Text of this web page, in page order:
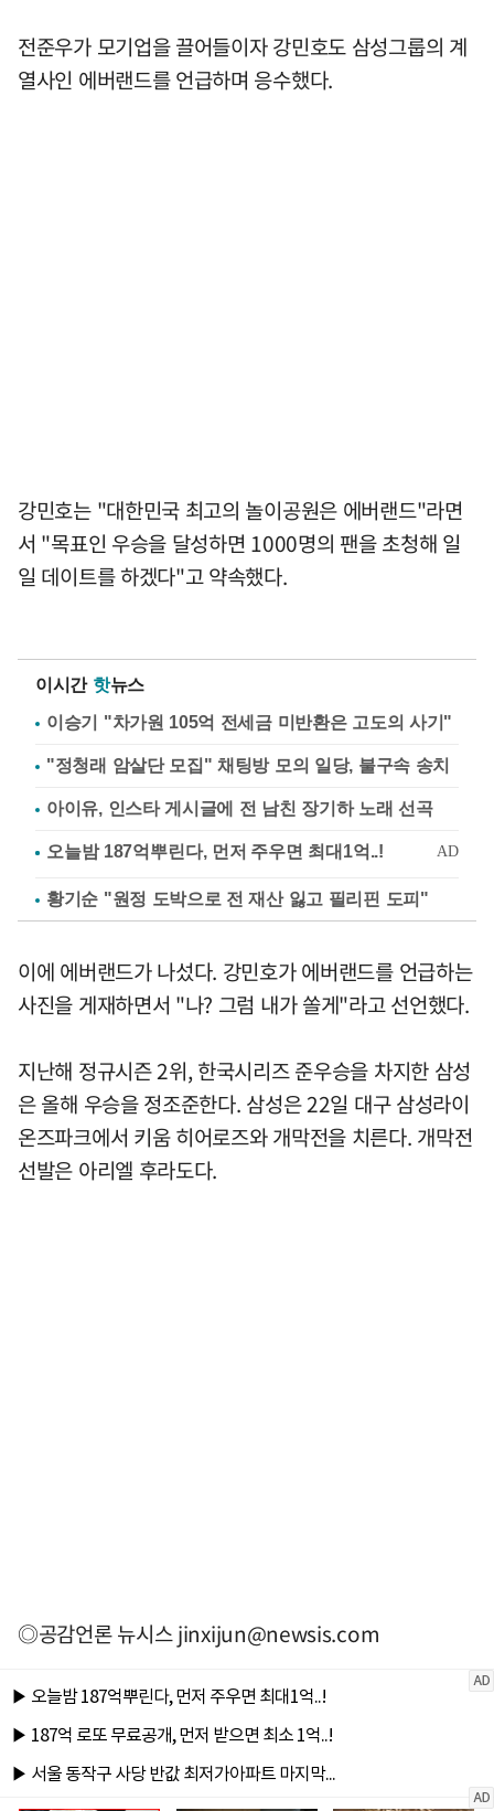
전준우가 모기업을 끌어들이자 강민호도 삼성그룹의 계
열사인 에버랜드를 언급하며 응수했다.
강민호는 "대한민국 최고의 놀이공원은 에버랜드"라면
서 "목표인 우승을 달성하면 1000명의 팬을 초청해 일
일 데이트를 하겠다"고 약속했다.
이시간 핫뉴스
이승기 "차가원 105억 전세금 미반환은 고도의 사기"
"정청래 암살단 모집" 채팅방 모의 일당, 불구속 송치
아이유, 인스타 게시글에 전 남친 장기하 노래 선곡
황기순 "원정 도박으로 전 재산 잃고 필리핀 도피"
이에 에버랜드가 나섰다. 강민호가 에버랜드를 언급하는
사진을 게재하면서 "나? 그럼 내가 쏠게"라고 선언했다.
지난해 정규시즌 2위, 한국시리즈 준우승을 차지한 삼성
은 올해 우승을 정조준한다. 삼성은 22일 대구 삼성라이
온즈파크에서 키움 히어로즈와 개막전을 치른다. 개막전
선발은 아리엘 후라도다.
◎공감언론 뉴시스jinxijun@newsis.com